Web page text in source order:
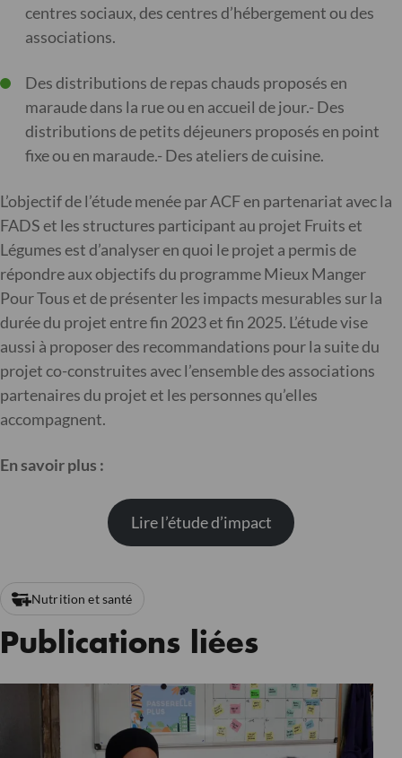
centres sociaux, des centres d’hébergement ou des
associations.
Des distributions de repas chauds proposés en
maraude dans la rue ou en accueil de jour.- Des
distributions de petits déjeuners proposés en point
fixe ou en maraude.- Des ateliers de cuisine.
L’objectif de l’étude menée par ACF en partenariat avec la
FADS et les structures participant au projet Fruits et
Légumes est d’analyser en quoi le projet a permis de
répondre aux objectifs du programme Mieux Manger
Pour Tous et de présenter les impacts mesurables sur la
durée du projet entre fin 2023 et fin 2025. L’étude vise
aussi à proposer des recommandations pour la suite du
projet co-construites avec l’ensemble des associations
partenaires du projet et les personnes qu’elles
accompagnent.
En savoir plus :
Lire l’étude d’impact
Nutrition et santé
Publications liées